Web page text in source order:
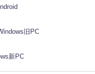
旧PC
新PC